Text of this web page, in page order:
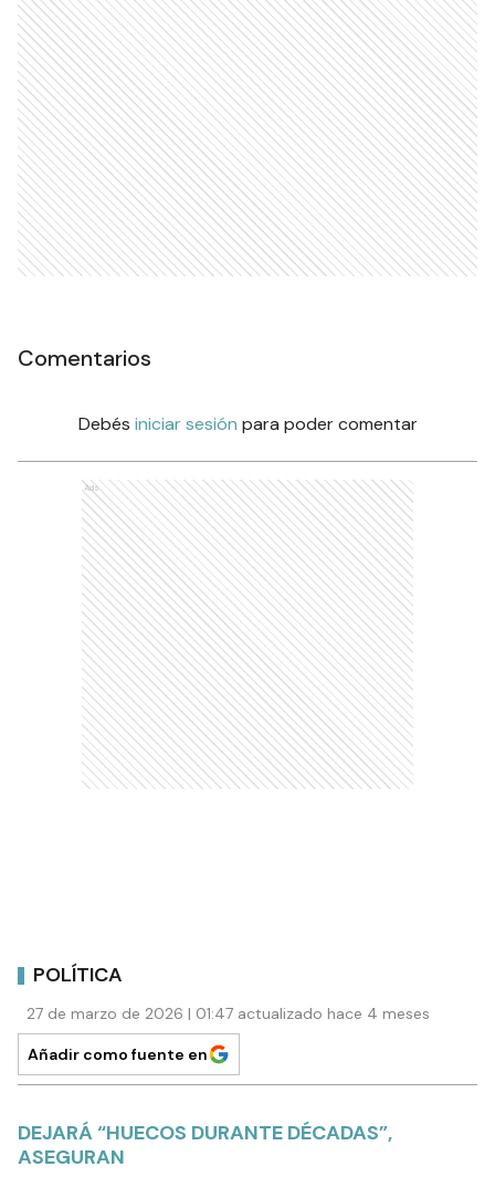
Comentarios
Debés iniciar sesión para poder comentar
Ads
POLÍTICA
27 de marzo de 2026 | 01:47 actualizado hace 4 meses
Añadir como fuente en
DEJARÁ “HUECOS DURANTE DÉCADAS”,
ASEGURAN